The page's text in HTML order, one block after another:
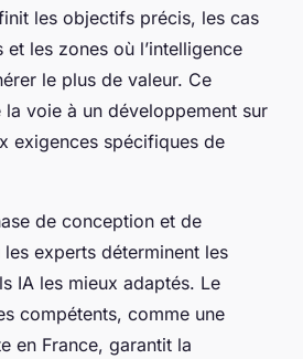
les objectifs précis, les cas
et les zones où l’intelligence
le plus de valeur. Ce
voie à un développement sur
exigences spécifiques de
de conception et de
experts déterminent les
IA les mieux adaptés. Le
compétents, comme une
en France, garantit la